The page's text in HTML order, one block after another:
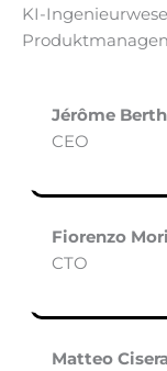
KI-
Jérôme
CEO
Fiorenzo
CTO
Matteo